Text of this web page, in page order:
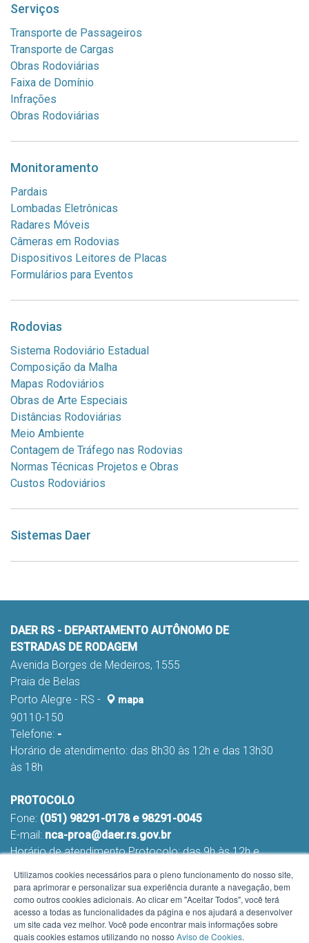
Serviços
Transporte de Passageiros
Transporte de Cargas
Obras Rodoviárias
Faixa de Domínio
Infrações
Obras Rodoviárias
Monitoramento
Pardais
Lombadas Eletrônicas
Radares Móveis
Câmeras em Rodovias
Dispositivos Leitores de Placas
Formulários para Eventos
Rodovias
Sistema Rodoviário Estadual
Composição da Malha
Mapas Rodoviários
Obras de Arte Especiais
Distâncias Rodoviárias
Meio Ambiente
Contagem de Tráfego nas Rodovias
Normas Técnicas Projetos e Obras
Custos Rodoviários
Sistemas Daer
DAER RS - DEPARTAMENTO AUTÔNOMO DE
ESTRADAS DE RODAGEM
Avenida Borges de Medeiros, 1555
Praia de Belas
Porto Alegre - RS -
mapa
90110-150
Telefone: -
Horário de atendimento: das 8h30 às 12h e das 13h30
às 18h
PROTOCOLO
Fone: (051) 98291-0178 e 98291-0045
E-mail: nca-proa@daer.rs.gov.br
Horário de atendimento Protocolo: das 9h às 12h e
Utilizamos cookies necessários para o pleno funcionamento do nosso site,
para aprimorar e personalizar sua experiência durante a navegação, bem
como outros cookies adicionais. Ao clicar em "Aceitar Todos", você terá
acesso a todas as funcionalidades da página e nos ajudará a desenvolver
um site cada vez melhor. Você pode encontrar mais informações sobre
quais cookies estamos utilizando no nosso Aviso de Cookies.